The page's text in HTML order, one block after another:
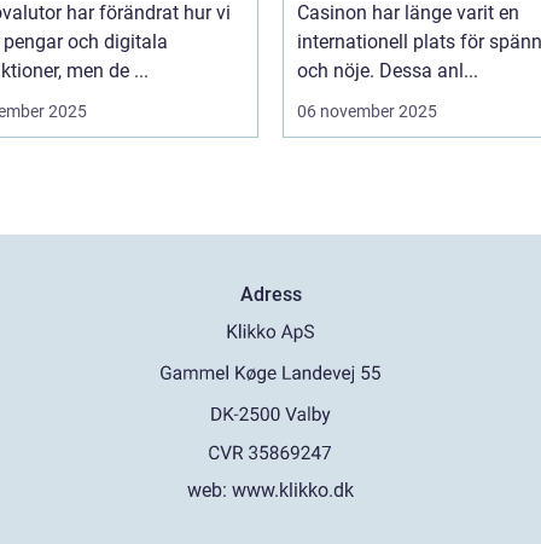
har förändrat hur vi
pengar och digitala
men de ...
2025
Casinon har länge varit en
internationell plats för
och nöje. Dessa anl...
06 november 2025
Adress
web: www.klikko.dk